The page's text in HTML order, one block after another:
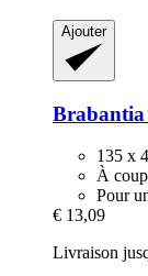
Ajouter
Brabantia
135 x
À
Pour
€ 13,09
Livraison